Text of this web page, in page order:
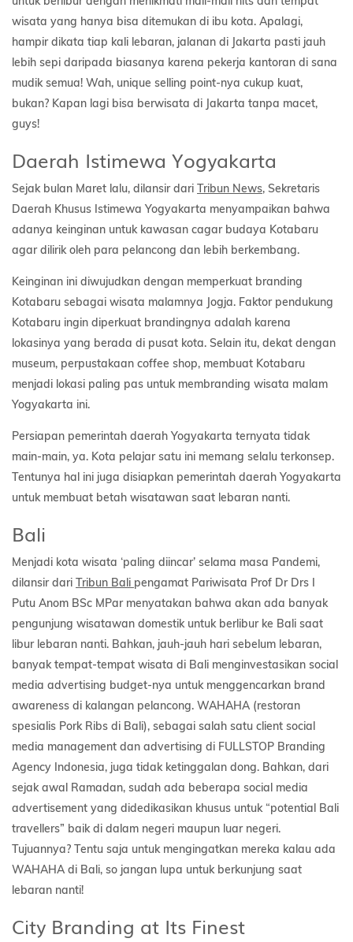
wisata yang hanya bisa ditemukan di ibu kota. Apalagi,
hampir dikata tiap kali lebaran, jalanan di Jakarta pasti jauh
lebih sepi daripada biasanya karena pekerja kantoran di sana
mudik semua! Wah, unique selling point-nya cukup kuat,
bukan? Kapan lagi bisa berwisata di Jakarta tanpa macet,
guys!
Daerah Istimewa Yogyakarta
Sejak bulan Maret lalu, dilansir dari Tribun News, Sekretaris
Daerah Khusus Istimewa Yogyakarta menyampaikan bahwa
adanya keinginan untuk kawasan cagar budaya Kotabaru
agar dilirik oleh para pelancong dan lebih berkembang.
Keinginan ini diwujudkan dengan memperkuat branding
Kotabaru sebagai wisata malamnya Jogja. Faktor pendukung
Kotabaru ingin diperkuat brandingnya adalah karena
lokasinya yang berada di pusat kota. Selain itu, dekat dengan
museum, perpustakaan coffee shop, membuat Kotabaru
menjadi lokasi paling pas untuk membranding wisata malam
Yogyakarta ini.
Persiapan pemerintah daerah Yogyakarta ternyata tidak
main-main, ya. Kota pelajar satu ini memang selalu terkonsep.
Tentunya hal ini juga disiapkan pemerintah daerah Yogyakarta
untuk membuat betah wisatawan saat lebaran nanti.
Bali
Menjadi kota wisata ‘paling diincar’ selama masa Pandemi,
dilansir dari Tribun Bali pengamat Pariwisata Prof Dr Drs I
Putu Anom BSc MPar menyatakan bahwa akan ada banyak
pengunjung wisatawan domestik untuk berlibur ke Bali saat
libur lebaran nanti. Bahkan, jauh-jauh hari sebelum lebaran,
banyak tempat-tempat wisata di Bali menginvestasikan social
media advertising budget-nya untuk menggencarkan brand
awareness di kalangan pelancong. WAHAHA (restoran
spesialis Pork Ribs di Bali), sebagai salah satu client social
media management dan advertising di FULLSTOP Branding
Agency Indonesia, juga tidak ketinggalan dong. Bahkan, dari
sejak awal Ramadan, sudah ada beberapa social media
advertisement yang didedikasikan khusus untuk “potential Bali
travellers” baik di dalam negeri maupun luar negeri.
Tujuannya? Tentu saja untuk mengingatkan mereka kalau ada
WAHAHA di Bali, so jangan lupa untuk berkunjung saat
lebaran nanti!
City Branding at Its Finest